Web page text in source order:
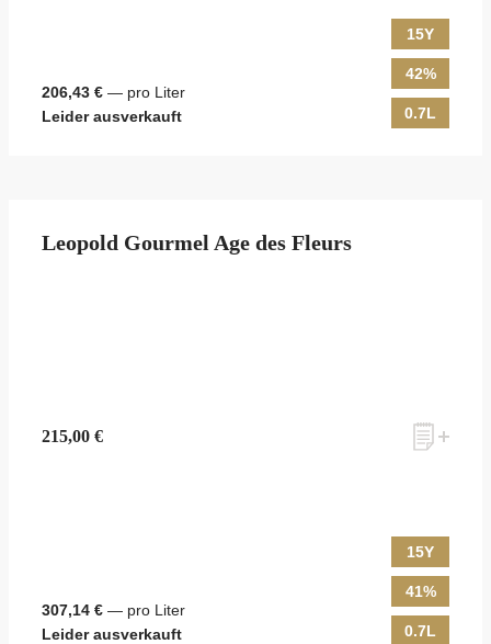
206,43 € — pro Liter
Leider ausverkauft
15Y
42%
0.7L
Leopold Gourmel Age des Fleurs
215,00 €
307,14 € — pro Liter
Leider ausverkauft
15Y
41%
0.7L